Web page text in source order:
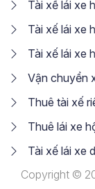
Tài xế lái xe
Tài xế lái xe
Tài xế lái xe
Vận chuyển
Thuê tài xế
Thuê lái xe
Tài xế lái xe
Copyright ©